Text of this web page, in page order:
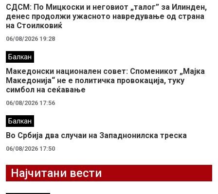
СДСМ: По Мицкоски и неговиот „талог” за Илинден,
денес продолжи ужасното навредување од страна
на Стоилковиќ
06/08/2026 19:28
Балкан
Македонски национален совет: Споменикот „Мајка
Македонија“ не е политичка провокација, туку
симбол на сеќавање
06/08/2026 17:56
Балкан
Во Србија два случaи на Западнонилска треска
06/08/2026 17:50
Најчитани вести